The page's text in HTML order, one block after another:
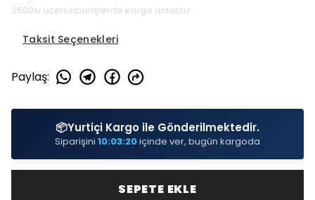
2500₺ üzeri siparişlerde kargo ücretsiz.
Taksit Seçenekleri
Paylaş:
📦Yurtiçi Kargo ile Gönderilmektedir.
Siparişini10:03:19içinde ver, bugün kargoda
SEPETE EKLE